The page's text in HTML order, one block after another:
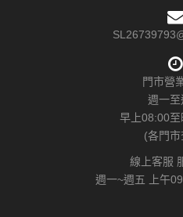
門市營
週一至
早上08:00
(各門市
線上客服
週一~週五 上午